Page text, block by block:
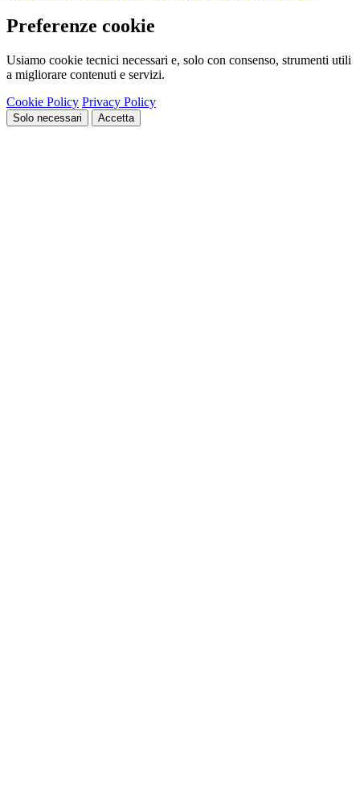
Preferenze cookie
Usiamo cookie tecnici necessari e, solo con consenso, strumenti utili
a migliorare contenuti e servizi.
Cookie Policy Privacy Policy
Solo necessari Accetta